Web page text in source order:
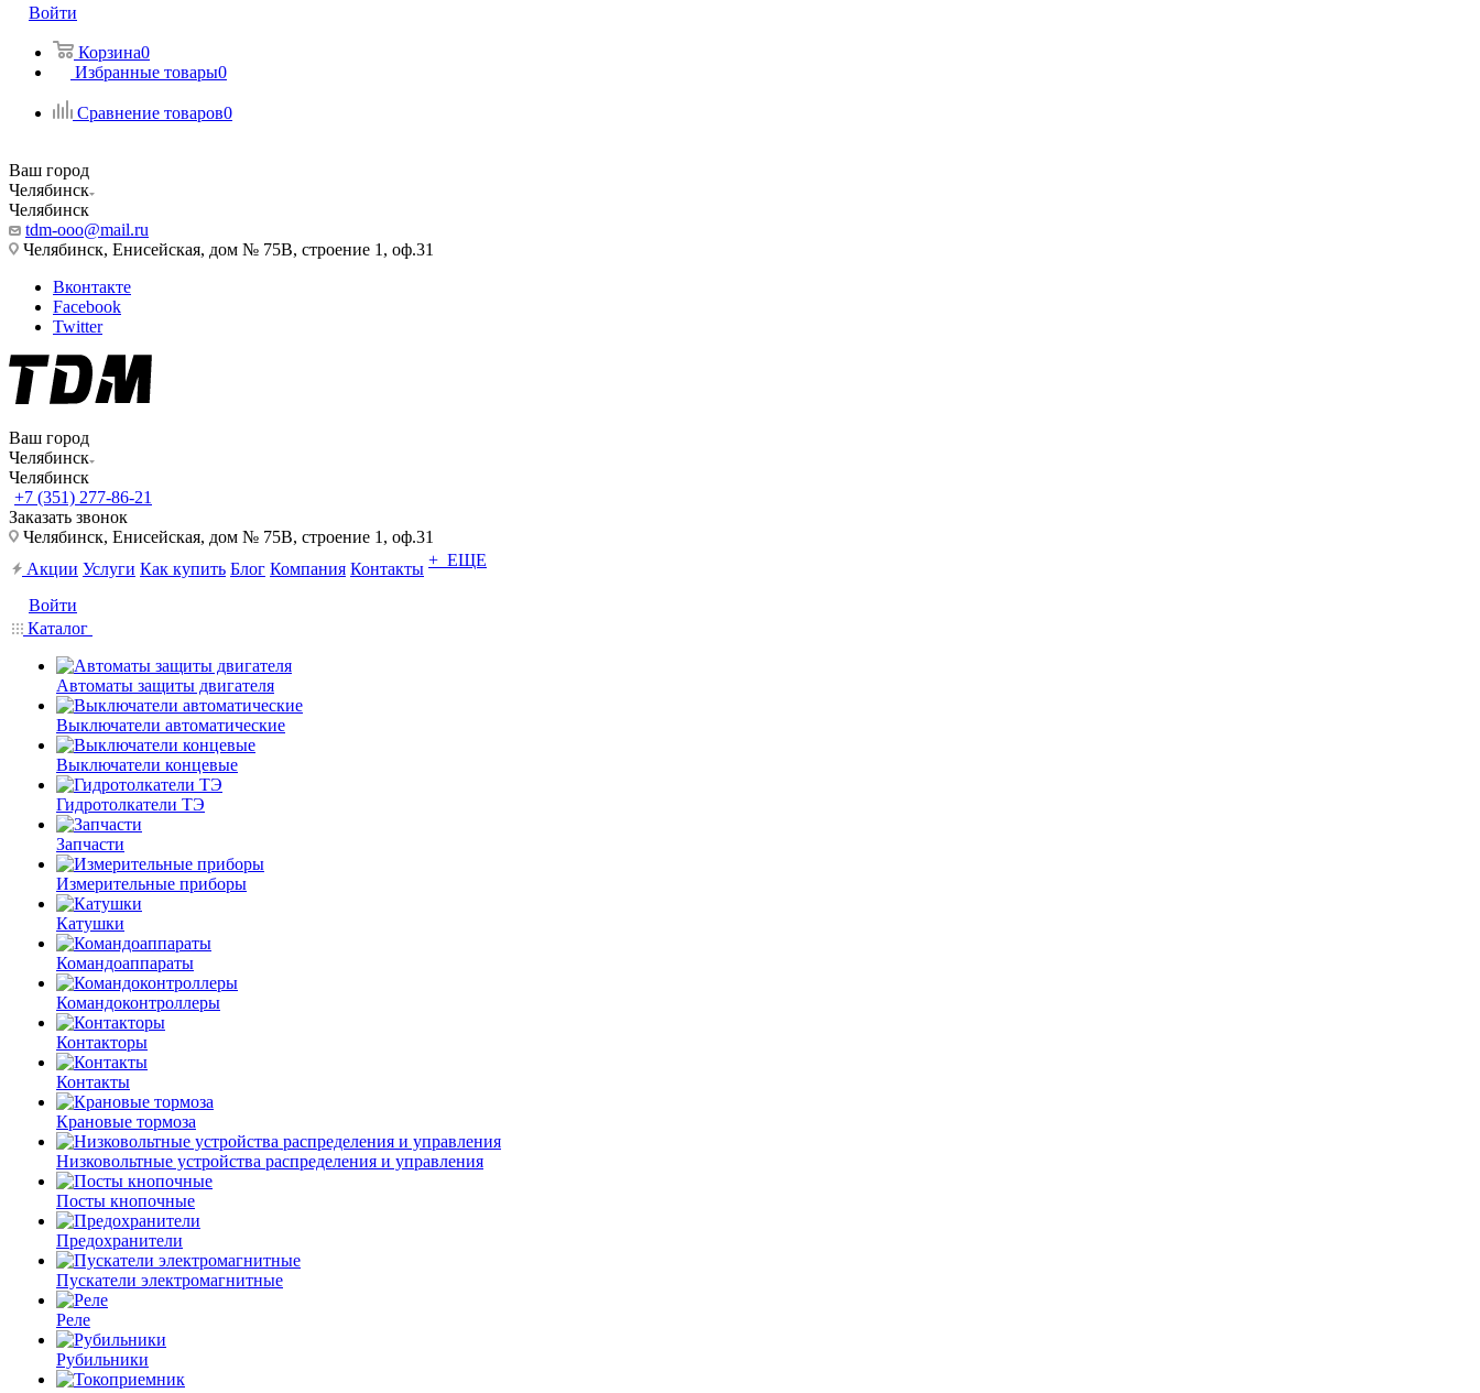
Войти
Корзина0
Избранные товары0
Сравнение товаров0
Ваш город
Челябинск
Челябинск
tdm-ooo@mail.ru
Челябинск, Енисейская, дом № 75В, строение 1, оф.31
Вконтакте
Facebook
Twitter
Ваш город
Челябинск
Челябинск
+7 (351) 277-86-21
Заказать звонок
Челябинск, Енисейская, дом № 75В, строение 1, оф.31
Акции Услуги Как купить Блог Компания Контакты + ЕЩЕ
Войти
Каталог
Автоматы защиты двигателя
Выключатели автоматические
Выключатели концевые
Гидротолкатели ТЭ
Запчасти
Измерительные приборы
Катушки
Командоаппараты
Командоконтроллеры
Контакторы
Контакты
Крановые тормоза
Низковольтные устройства распределения и управления
Посты кнопочные
Предохранители
Пускатели электромагнитные
Реле
Рубильники